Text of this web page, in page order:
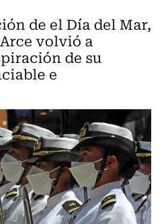
de el Día del Mar,
volvió a
de su
e